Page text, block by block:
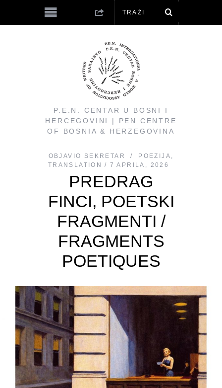
P.E.N. CENTAR U BOSNI I
HERCEGOVINI | PEN CENTRE
OF BOSNIA & HERZEGOVINA
OBJAVIO SEKRETAR POEZIJA ,
TRANSLATION
7 APRILA, 2026
PREDRAG
FINCI, POETSKI
FRAGMENTI /
FRAGMENTS
POETIQUES